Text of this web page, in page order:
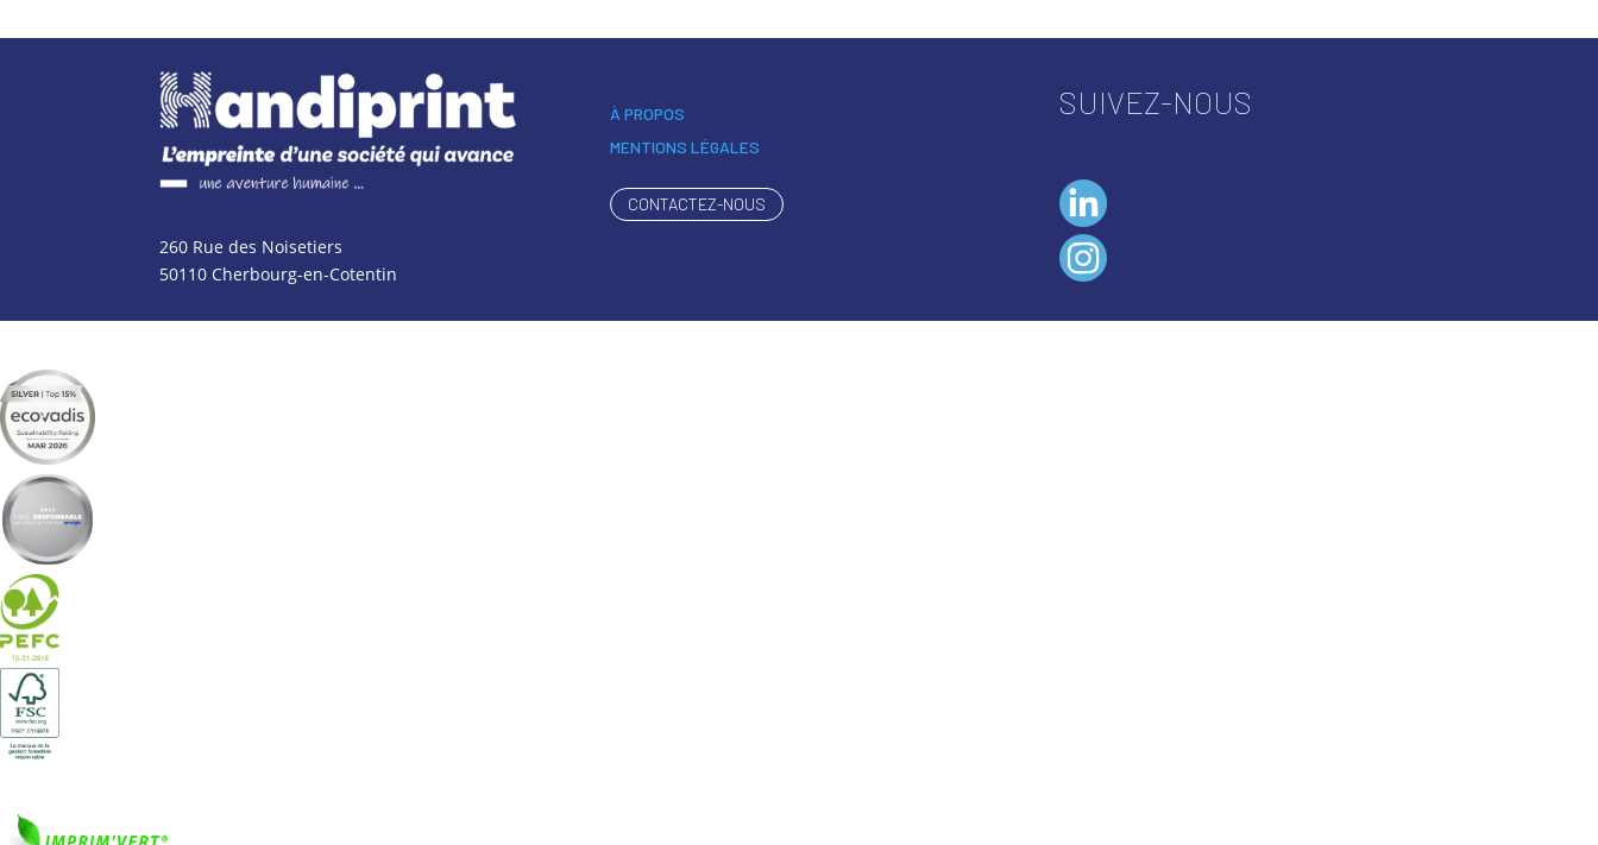
260 Rue des Noisetiers
50110 Cherbourg-en-Cotentin
À PROPOS
MENTIONS LÉGALES
CONTACTEZ-NOUS
SUIVEZ-NOUS